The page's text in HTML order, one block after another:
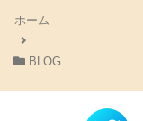
ホーム
BLOG